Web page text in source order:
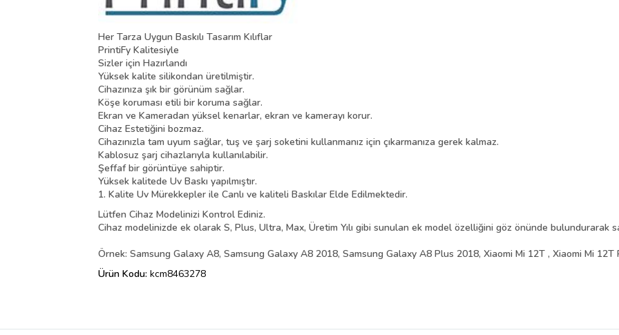
Her Tarza Uygun Baskılı Tasarım Kılıflar
PrintiFy Kalitesiyle
Sizler için Hazırlandı
Yüksek kalite silikondan üretilmiştir.
Cihazınıza şık bir görünüm sağlar.
Köşe koruması etili bir koruma sağlar.
Ekran ve Kameradan yüksel kenarlar, ekran ve kamerayı korur.
Cihaz Estetiğini bozmaz.
Cihazınızla tam uyum sağlar, tuş ve şarj soketini kullanmanız için çıkarmanıza gerek kalmaz.
Kablosuz şarj cihazlarıyla kullanılabilir.
Şeffaf bir görüntüye sahiptir.
Yüksek kalitede Uv Baskı yapılmıştır.
1. Kalite Uv Mürekkepler ile Canlı ve kaliteli Baskılar Elde Edilmektedir.
Lütfen Cihaz Modelinizi Kontrol Ediniz.
Cihaz modelinizde ek olarak S, Plus, Ultra, Max, Üretim Yılı gibi sunulan ek model özelliğini göz önünde bulundurarak
Örnek: Samsung Galaxy A8, Samsung Galaxy A8 2018, Samsung Galaxy A8 Plus 2018, Xiaomi Mi 12T , Xiaomi Mi 12T
Ürün Kodu: kcm8463278